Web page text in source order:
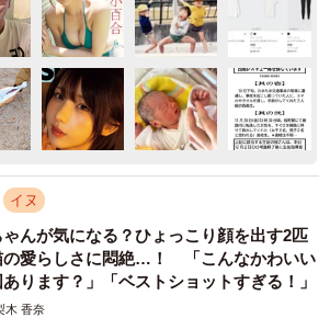
イヌ
んが気になる？ひょっこり顔を出す2匹
の愛らしさに悶絶…！ 「こんなかわいい
ります？」「ベストショットすぎる！」
木 香奈